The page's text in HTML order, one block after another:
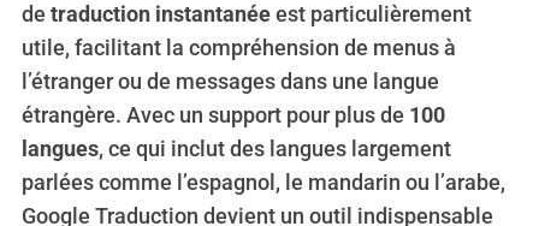
de traduction instantanéeest particulièrement
utile, facilitant la compréhension de menus à
l’étranger ou de messages dans une langue
étrangère. Avec un support pour plus de 100
langues, ce qui inclut des langues largement
parlées comme l’espagnol, le mandarin ou l’arabe,
Google Traduction devient un outil indispensable